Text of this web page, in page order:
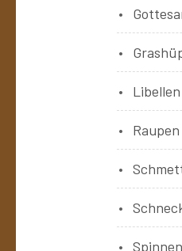
Libellen
Raupen
Spinnen